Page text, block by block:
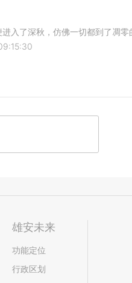
入了深秋，仿佛一切都到了凋
雄安未来
功能定位
行政区划